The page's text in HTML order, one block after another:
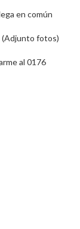
en común
(Adjunto fotos)
al 0176